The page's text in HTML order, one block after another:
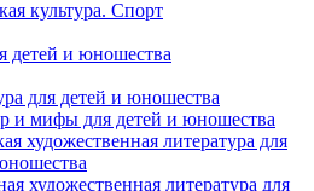
культура. Спорт
детей и юношества
для детей и юношества
и мифы для детей и юношества
художественная литература для
художественная литература для